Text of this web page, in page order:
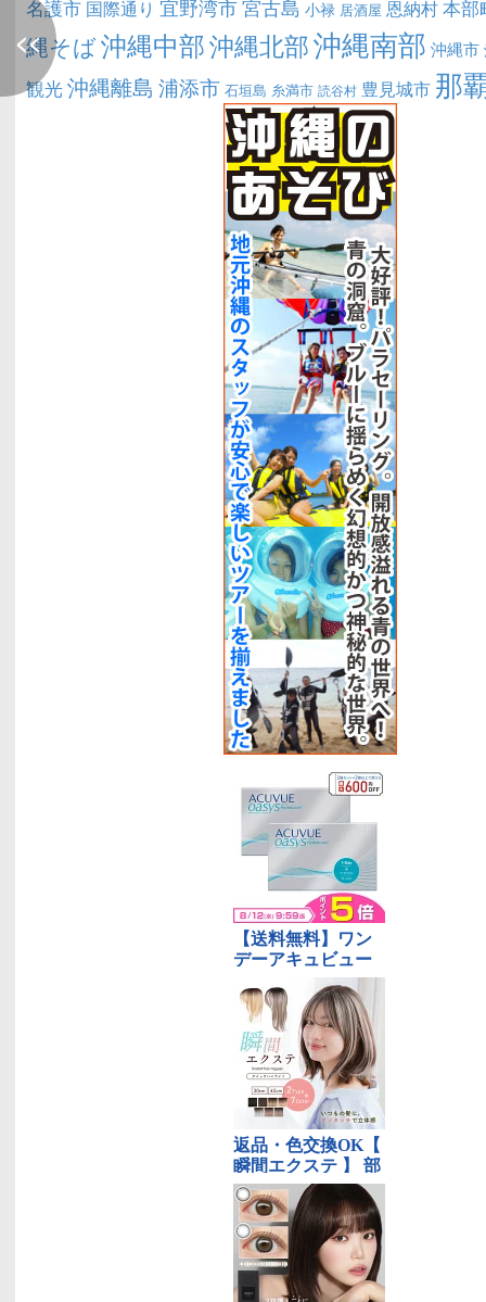
名護市 国際通り 宜野湾市宮古島 小禄 居酒屋 恩納村本部
縄そば沖縄中部沖縄北部沖縄南部 沖縄市
観光沖縄離島 浦添市 石垣島 糸満市 読谷村 豊見城市 那
<<